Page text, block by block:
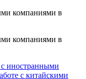
компаниями в
компаниями в
иностранными
с китайскими